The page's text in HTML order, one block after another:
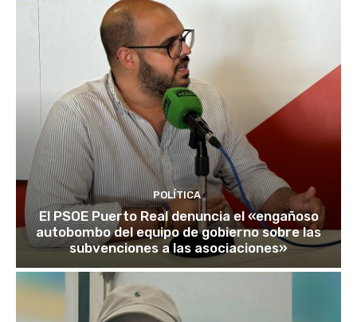
POLÍTICA
El PSOE Puerto Real denuncia el «engañoso
autobombo del equipo de gobierno sobre las
subvenciones a las asociaciones»